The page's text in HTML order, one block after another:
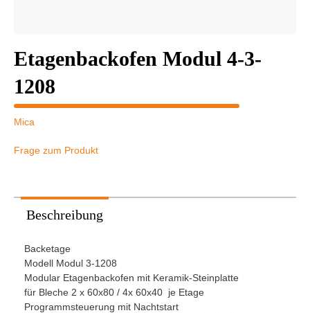
Etagenbackofen Modul 4-3-
1208
Mica
Frage zum Produkt
Beschreibung
Backetage
Modell Modul 3-1208
Modular Etagenbackofen mit Keramik-Steinplatte
für Bleche 2 x 60x80 / 4x 60x40 je Etage
Programmsteuerung mit Nachtstart